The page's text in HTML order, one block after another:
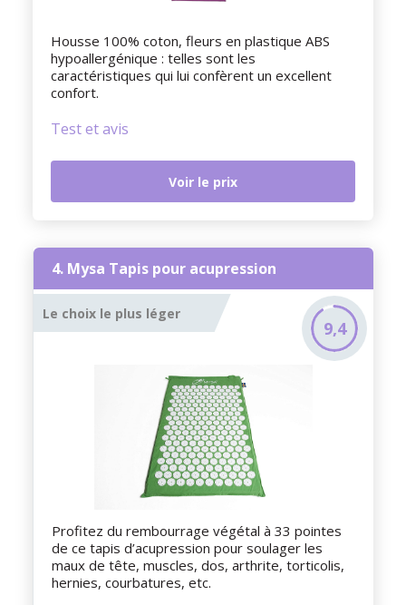
Housse 100% coton, fleurs en plastique ABS
hypoallergénique : telles sont les
caractéristiques qui lui confèrent un excellent
confort.
Test et avis
Voir le prix
4. Mysa Tapis pour acupression
Le choix le plus léger
9,4
Profitez du rembourrage végétal à 33 pointes
de ce tapis d’acupression pour soulager les
maux de tête, muscles, dos, arthrite, torticolis,
hernies, courbatures, etc.